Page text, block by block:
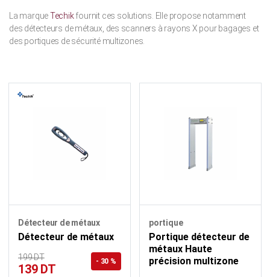
La marqueTechikfournit ces solutions. Elle propose notamment
des détecteurs de métaux, des scanners à rayons X pour bagages et
des portiques de sécurité multizones.
Détecteur de métaux
Détecteur de métaux
199 DT
139 DT
- 30 %
portique
Portique détecteur de
métaux Haute
précision multizone